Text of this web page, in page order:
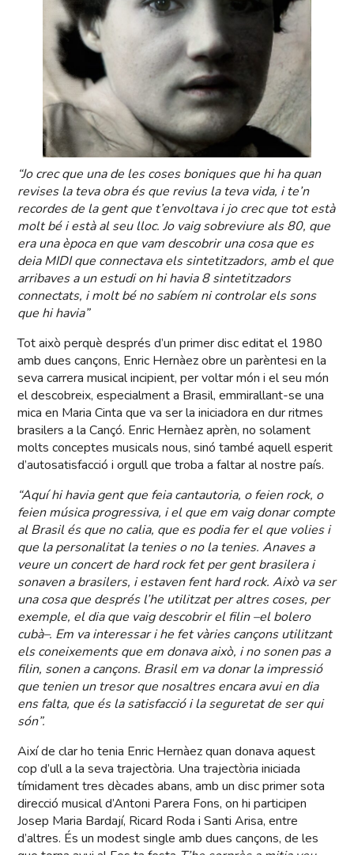
“Jo crec que una de les coses boniques que hi ha quan
revises la teva obra és que revius la teva vida, i te’n
recordes de la gent que t’envoltava i jo crec que tot està
molt bé i està al seu lloc. Jo vaig sobreviure als 80, que
era una època en que vam descobrir una cosa que es
deia MIDI que connectava els sintetitzadors, amb el que
arribaves a un estudi on hi havia 8 sintetitzadors
connectats, i molt bé no sabíem ni controlar els sons
que hi havia”
Tot això perquè després d’un primer disc editat el 1980
amb dues cançons, Enric Hernàez obre un parèntesi en la
seva carrera musical incipient, per voltar món i el seu món
el descobreix, especialment a Brasil, emmirallant-se una
mica en Maria Cinta que va ser la iniciadora en dur ritmes
brasilers a la Cançó. Enric Hernàez aprèn, no solament
molts conceptes musicals nous, sinó també aquell esperit
d’autosatisfacció i orgull que troba a faltar al nostre país.
“Aquí hi havia gent que feia cantautoria, o feien rock, o
feien música progressiva, i el que em vaig donar compte
al Brasil és que no calia, que es podia fer el que volies i
que la personalitat la tenies o no la tenies. Anaves a
veure un concert de hard rock fet per gent brasilera i
sonaven a brasilers, i estaven fent hard rock. Això va ser
una cosa que després l’he utilitzat per altres coses, per
exemple, el dia que vaig descobrir el filin –el bolero
cubà–. Em va interessar i he fet vàries cançons utilitzant
els coneixements que em donava això, i no sonen pas a
filin, sonen a cançons. Brasil em va donar la impressió
que tenien un tresor que nosaltres encara avui en dia
ens falta, que és la satisfacció i la seguretat de ser qui
són”.
Així de clar ho tenia Enric Hernàez quan donava aquest
cop d’ull a la seva trajectòria. Una trajectòria iniciada
tímidament tres dècades abans, amb un disc primer sota
direcció musical d’Antoni Parera Fons, on hi participen
Josep Maria Bardají, Ricard Roda i Santi Arisa, entre
d’altres. És un modest single amb dues cançons, de les